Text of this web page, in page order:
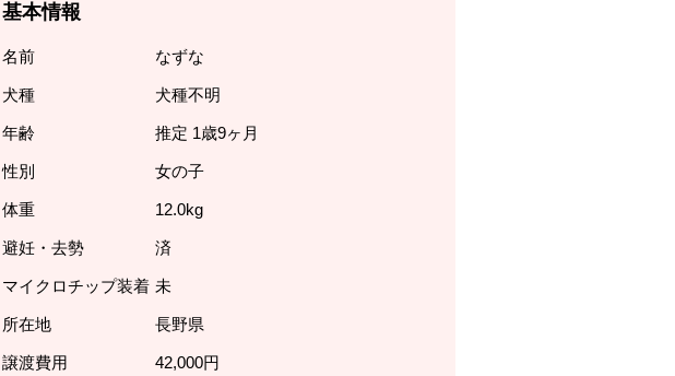
基本情報
名前 なずな
犬種 犬種不明
年齢 推定 1歳9ヶ月
性別 女の子
体重 12.0kg
避妊・去勢 済
マイクロチップ装着 未
所在地 長野県
譲渡費用 42,000円